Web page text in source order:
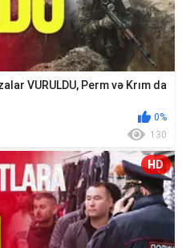
VURULDU, Perm və Krım da
0%
130
HD